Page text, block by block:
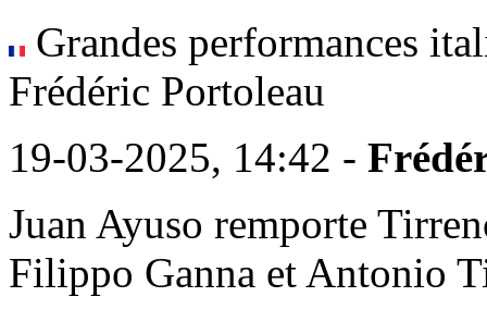
Grandes performances
Frédéric Portoleau
19-03-2025, 14:42 -
Juan Ayuso remporte
Filippo Ganna et Antonio